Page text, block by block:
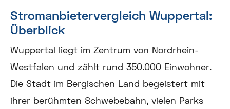
Stromanbietervergleich Wuppertal:
Überblick
Wuppertal liegt im Zentrum von Nordrhein-
Westfalen und zählt rund 350.000 Einwohner.
Die Stadt im Bergischen Land begeistert mit
ihrer berühmten Schwebebahn, vielen Parks